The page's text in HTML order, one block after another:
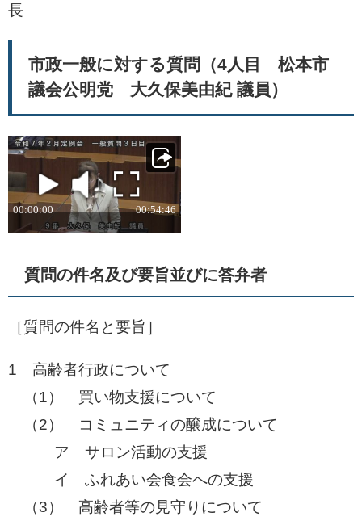
長
市政一般に対する質問（4人目 松本市
議会公明党 大久保美由紀 議員）
質問の件名及び要旨並びに答弁者
［質問の件名と要旨］​
1 高齢者行政について
​ （1） 買い物支援について
​ （2） コミュニティの醸成について
​ ア サロン活動の支援
イ ふれあい会食会への支援
（3） 高齢者等の見守りについて